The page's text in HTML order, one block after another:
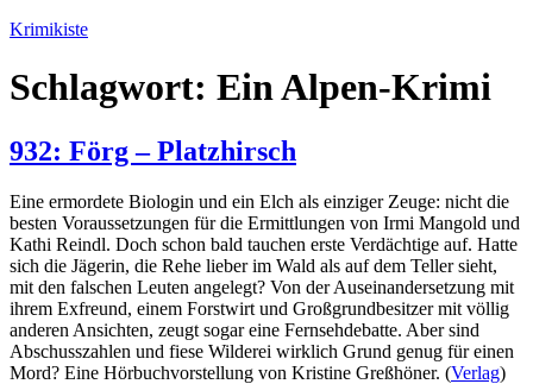
Zum
springen
Krimikiste
Schlagwort: Ein Alpen-Krimi
932: Förg – Platzhirsch
Eine ermordete Biologin und ein Elch als einziger Zeuge: nicht die
besten Voraussetzungen für die Ermittlungen von Irmi Mangold und
Kathi Reindl. Doch schon bald tauchen erste Verdächtige auf. Hatte
sich die Jägerin, die Rehe lieber im Wald als auf dem Teller sieht,
mit den falschen Leuten angelegt? Von der Auseinandersetzung mit
ihrem Exfreund, einem Forstwirt und Großgrundbesitzer mit völlig
anderen Ansichten, zeugt sogar eine Fernsehdebatte. Aber sind
Abschusszahlen und fiese Wilderei wirklich Grund genug für einen
Mord? Eine Hörbuchvorstellung von Kristine Greßhöner. (Verlag)